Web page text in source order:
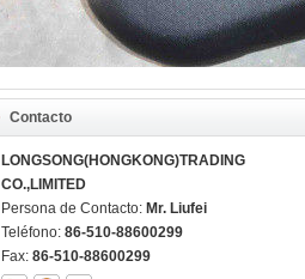
Contacto
LONGSONG(HONGKONG)TRADING
CO.,LIMITED
Persona de Contacto: Mr. Liufei
Teléfono: 86-510-88600299
Fax: 86-510-88600299